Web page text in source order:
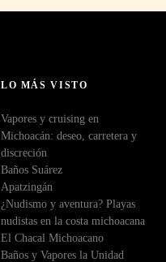
LO MÁS VISTO
Vapores y cruising en
Michoacán: deseo, carretera y
discreción
Baños Suárez
Apatzingán
¿Nudismo y aventura? Playas
nudistas en la costa michoacana
El Chacal Michoacano
Baños y Vapores la Unidad